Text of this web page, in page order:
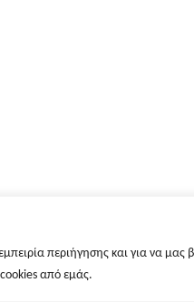
περιήγησης και για να μας
από εμάς.